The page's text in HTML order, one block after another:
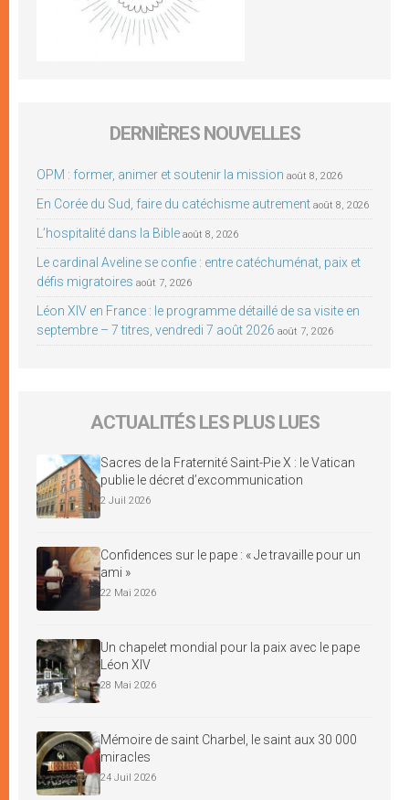
DERNIÈRES NOUVELLES
OPM : former, animer et soutenir la mission août 8, 2026
En Corée du Sud, faire du catéchisme autrement août 8, 2026
L’hospitalité dans la Bible août 8, 2026
Le cardinal Aveline se confie : entre catéchuménat, paix et
défis migratoires août 7, 2026
Léon XIV en France : le programme détaillé de sa visite en
septembre – 7 titres, vendredi 7 août 2026 août 7, 2026
ACTUALITÉS LES PLUS LUES
Sacres de la Fraternité Saint-Pie X : le Vatican
publie le décret d’excommunication
2 Juil 2026
Confidences sur le pape : « Je travaille pour un
ami »
22 Mai 2026
Un chapelet mondial pour la paix avec le pape
Léon XIV
28 Mai 2026
Mémoire de saint Charbel, le saint aux 30 000
miracles
24 Juil 2026